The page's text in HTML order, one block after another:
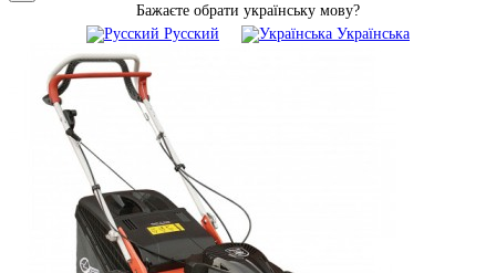
Бажаєте обрати українську мову?
Русский
Українська